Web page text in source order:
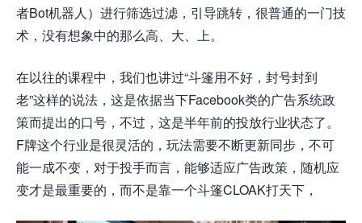
者Bot机器人）进行筛选过滤，引导跳转，很普通的一门技
术，没有想象中的那么高、大、上。
在以往的课程中，我们也讲过“斗篷用不好，封号封到
老”这样的说法，这是依据当下Facebook类的广告系统政
策而提出的口号，不过，这是半年前的投放行业状态了。
F牌这个行业是很灵活的，玩法需要不断更新同步，不可
能一成不变，对于投手而言，能够适应广告政策，随机应
变才是最重要的，而不是靠一个斗篷CLOAK打天下，